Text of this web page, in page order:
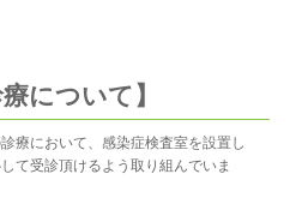
について】
療において、感染症検査室を設置し
て受診頂けるよう取り組んでいま